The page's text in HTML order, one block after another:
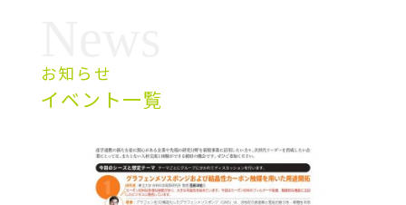
お知らせ
イベント一覧